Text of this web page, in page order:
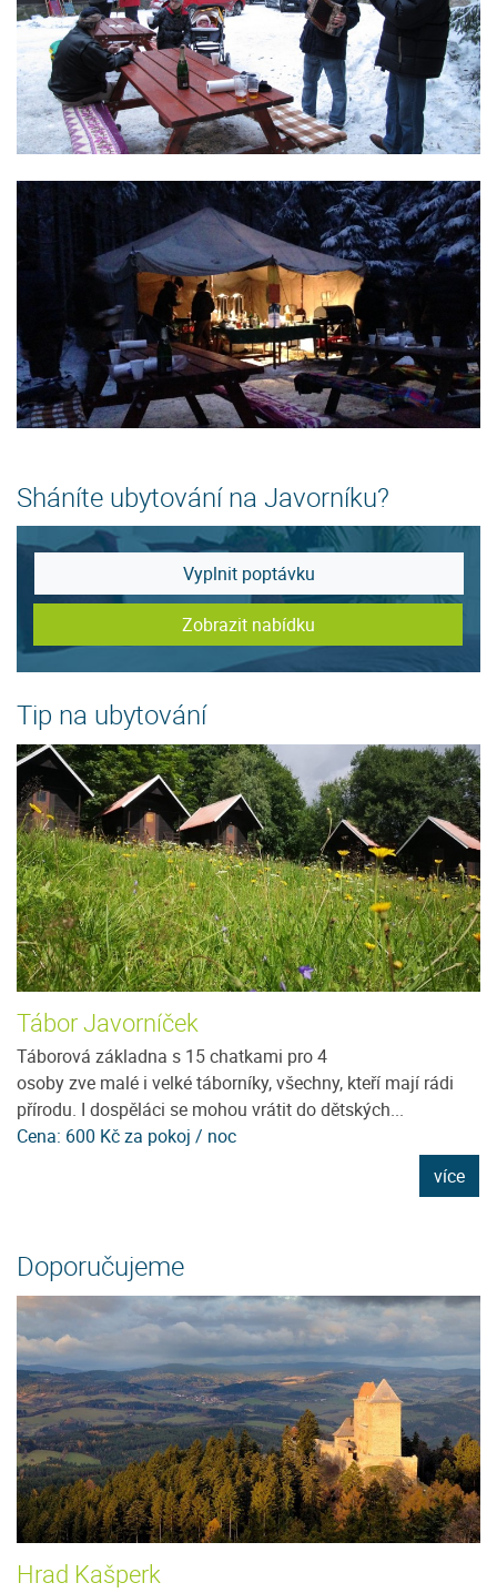
Sháníte ubytování na Javorníku?
Vyplnit poptávku
Zobrazit nabídku
Tip na ubytování
Tábor Javorníček
Táborová základna s 15 chatkami pro 4
osoby zve malé i velké táborníky, všechny, kteří mají rádi
přírodu. I dospěláci se mohou vrátit do dětských...
Cena: 600 Kč za pokoj / noc
více
Doporučujeme
Hrad Kašperk